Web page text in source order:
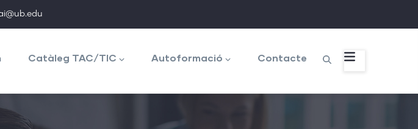
Catàleg TAC/TIC Autoformació Contacte